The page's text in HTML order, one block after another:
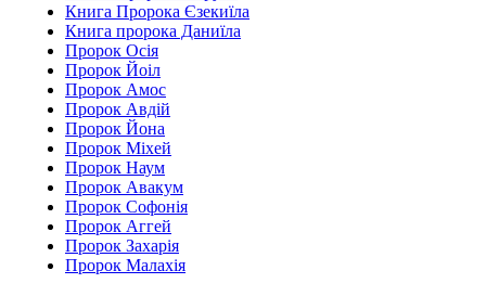
Книга Пророка Єзекиїла
Книга пророка Даниїла
Пророк Осія
Пророк Йоіл
Пророк Амос
Пророк Авдій
Пророк Йона
Пророк Міхей
Пророк Наум
Пророк Авакум
Пророк Софонія
Пророк Аггей
Пророк Захарія
Пророк Малахія